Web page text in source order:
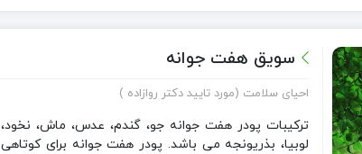
سویق هفت جوانه
احیای سلامت (مورد تایید دکتر روازاده )
ترکیبات پودر هفت جوانه جو، گندم، عدس، ماش، نخود،
لوبیا، بذریونجه می باشد. پودر هفت جوانه برای کوتاهی